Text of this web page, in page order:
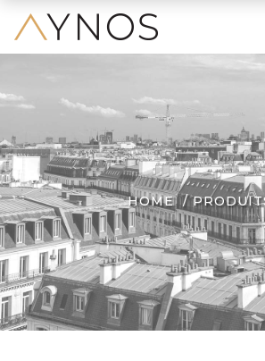
Le Mot de la Fondatrice
Une Grande Histoire
Une Marque Engagée
HOME